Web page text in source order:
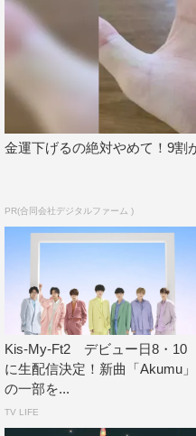
金運下げるの絶対やめて！9割
PR(合同会社デジタルファーム )
Kis-My-Ft2 デビュー日8・10
に生配信決定！新曲「Akumu」
の一部を...
TV LIFE